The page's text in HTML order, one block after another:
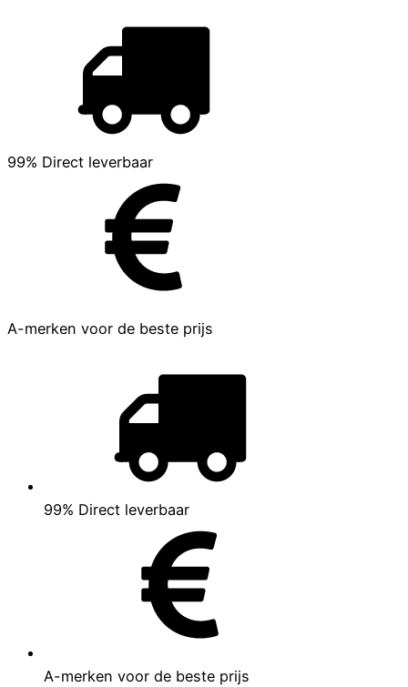
99% Direct leverbaar
A-merken voor de beste prijs
99% Direct leverbaar
A-merken voor de beste prijs